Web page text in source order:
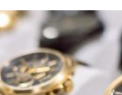
des Sammelns: Wie